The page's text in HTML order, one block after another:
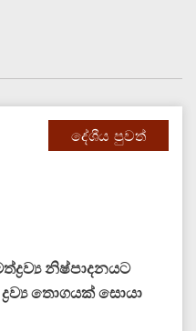
දේශීය පුවත්
නිෂ්පාදනයට
තොගයක් සොයා